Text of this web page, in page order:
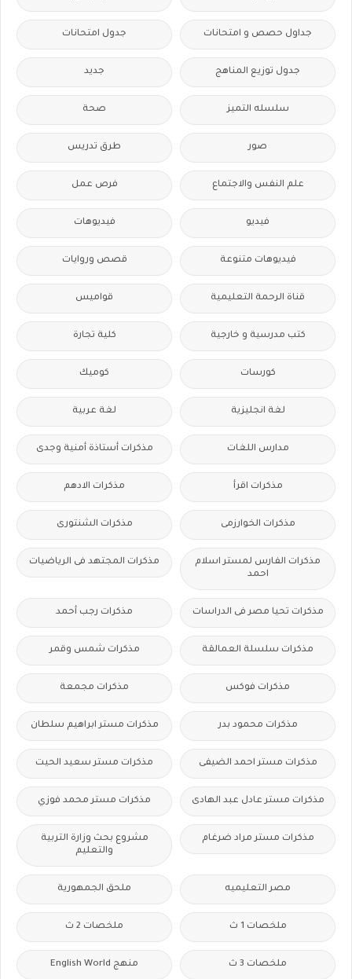
جداول حصص و امتحانات جدول امتحانات
جدول توزيع المناهج جديد
سلسله التميز صحة
صور طرق تدريس
علم النفس والاجتماع فرص عمل
فيديو فيديوهات
فيديوهات متنوعة قصص وروايات
قناة الرحمة التعليمية قواميس
كتب مدرسية و خارجية كلية تجارة
كورسات كوميك
لغة انجليزية لغة عربية
مدارس اللغات مذكرات أستاذة أمنية وجدى
مذكرات اقرأ مذكرات الادهم
مذكرات الخوارزمى مذكرات الشنتورى
مذكرات الفارس لمستر اسلام
احمد
مذكرات المجتهد فى الرياضيات
مذكرات تحيا مصر فى الدراسات مذكرات رجب أحمد
مذكرات سلسلة العمالقة مذكرات شمس وقمر
مذكرات فوكس مذكرات مجمعة
مذكرات محمود بدر مذكرات مستر ابراهيم سلطان
مذكرات مستر احمد الضيفى مذكرات مستر سعيد الحيت
مذكرات مستر عادل عبد الهادى مذكرات مستر محمد فوزي
مذكرات مستر مراد ضرغام
مشروع بحث وزارة التربية
والتعليم
مصر التعليميه ملحق الجمهورية
ملخصات 1 ث ملخصات 2 ث
ملخصات 3 ث منهج English World